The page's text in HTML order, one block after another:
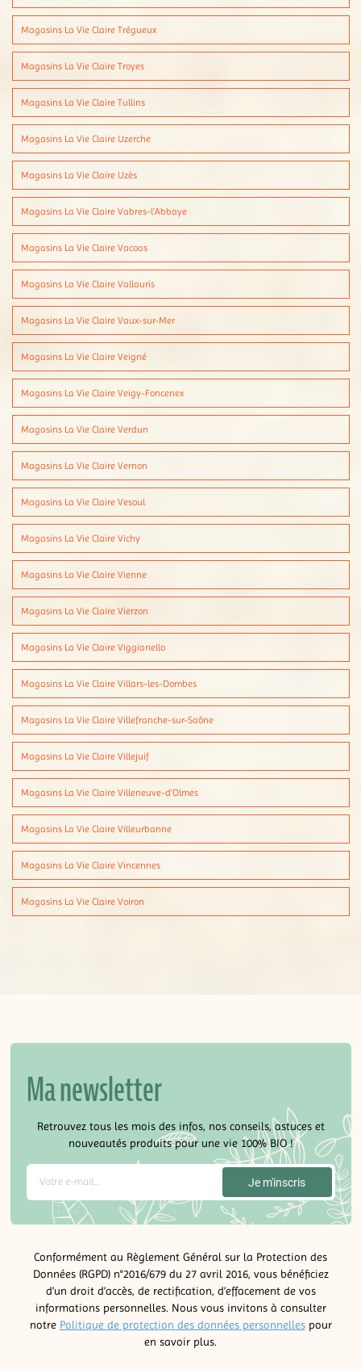
Magasins La Vie Claire Trégueux
Magasins La Vie Claire Troyes
Magasins La Vie Claire Tullins
Magasins La Vie Claire Uzerche
Magasins La Vie Claire Uzès
Magasins La Vie Claire Vabres-l'Abbaye
Magasins La Vie Claire Vacoas
Magasins La Vie Claire Vallauris
Magasins La Vie Claire Vaux-sur-Mer
Magasins La Vie Claire Veigné
Magasins La Vie Claire Veigy-Foncenex
Magasins La Vie Claire Verdun
Magasins La Vie Claire Vernon
Magasins La Vie Claire Vesoul
Magasins La Vie Claire Vichy
Magasins La Vie Claire Vienne
Magasins La Vie Claire Vierzon
Magasins La Vie Claire Viggianello
Magasins La Vie Claire Villars-les-Dombes
Magasins La Vie Claire Villefranche-sur-Saône
Magasins La Vie Claire Villejuif
Magasins La Vie Claire Villeneuve-d'Olmes
Magasins La Vie Claire Villeurbanne
Magasins La Vie Claire Vincennes
Magasins La Vie Claire Voiron
Ma newsletter
Retrouvez tous les mois des infos, nos conseils, astuces et
nouveautés produits pour une vie 100% BIO !
Conformément au Règlement Général sur la Protection des
Données (RGPD) n°2016/679 du 27 avril 2016, vous bénéficiez
d’un droit d’accès, de rectification, d’effacement de vos
informations personnelles. Nous vous invitons à consulter
notre Politique de protection des données personnellespour
en savoir plus.